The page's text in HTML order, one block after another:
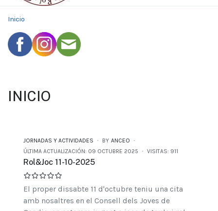
Inicio
INICIO
JORNADAS Y ACTIVIDADES BY ANCEO
ÚLTIMA ACTUALIZACIÓN: 09 OCTUBRE 2025
VISITAS: 911
Rol&Joc 11-10-2025
El proper dissabte 11 d'octubre teniu una cita
amb nosaltres en el Consell dels Joves de